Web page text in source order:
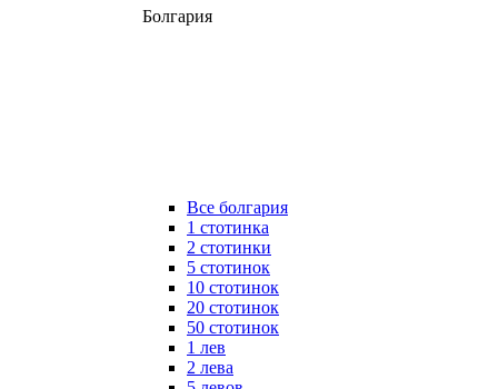
Болгария
Все болгария
1 стотинка
2 стотинки
5 стотинок
10 стотинок
20 стотинок
50 стотинок
1 лев
2 лева